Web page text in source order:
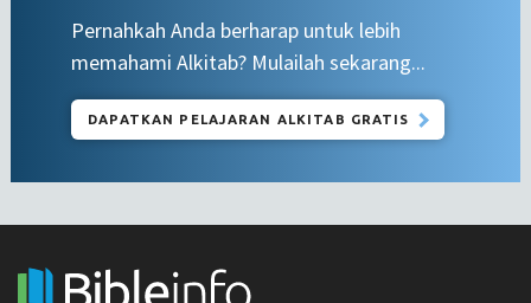
Pernahkah Anda berharap untuk lebih
memahami Alkitab? Mulailah sekarang...
DAPATKAN PELAJARAN ALKITAB GRATIS